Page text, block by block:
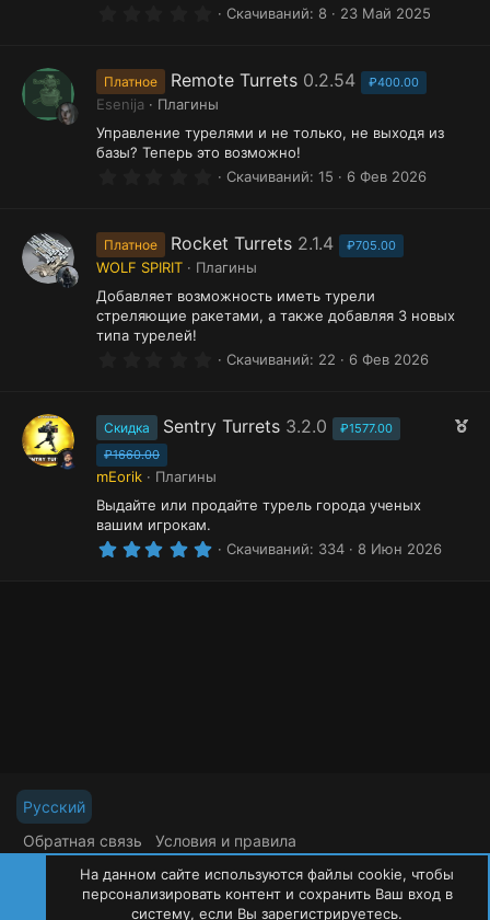
0
з
в
ё
з
д
Скачиваний 8 23 Май 2025
Платное Remote Turrets 0.2.54 ₽400.00
Esenija
Плагины
Управление турелями и не только, не выходя из
базы? Теперь это возможно!
0
з
ё
з
д
Скачиваний 15 6 Фев 2026
Платное Rocket Turrets 2.1.4 ₽705.00
WOLF SPIRIT
Плагины
Добавляет возможность иметь турели
стреляющие ракетами, а также добавляя 3 новых
типа турелей!
0
з
в
з
Скачиваний 22 6 Фев 2026
Р
Скидка Sentry Turrets 3.2.0
₽1577.00
₽1660.00
mEorik
Плагины
Выдайте или продайте турель города ученых
вашим игрокам.
5 Скачиваний 334 8 Июн 2026
Русский
Обратная связь
Условия и правила
Политика конфиденциальности
Помощь
R
S
S
На данном сайте используются файлы cookie, чтобы
персонализировать контент и сохранить Ваш вход в
систему, если Вы зарегистрируетесь.